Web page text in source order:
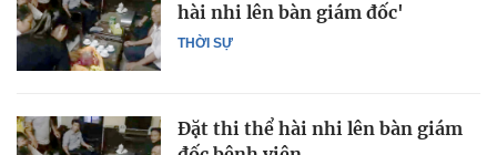
THỜI SỰ
hài nhi lên bàn giám đốc'
Đặt thi thể hài nhi lên bàn giám